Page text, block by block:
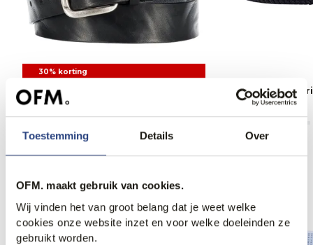
Toestemming Details Over
OFM. maakt gebruik van cookies.
Wij vinden het van groot belang dat je weet welke
cookies onze website inzet en voor welke doeleinden ze
gebruikt worden.
30% korting
Profuomo Casual riem
49,95
34,95
Profuomo Casual
Anderen bekeken ook